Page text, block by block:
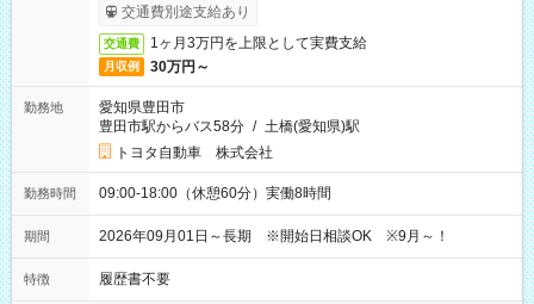
交通費別途支給あり
交通費 1ヶ月3万円を上限として実費支給
月収例 30万円～
勤務地
愛知県豊田市
豊田市駅からバス58分 / 土橋(愛知県)駅
トヨタ自動車 株式会社
勤務時間 09:00-18:00（休憩60分）実働8時間
期間 2026年09月01日～長期 ※開始日相談OK ※9月～！
特徴 履歴書不要